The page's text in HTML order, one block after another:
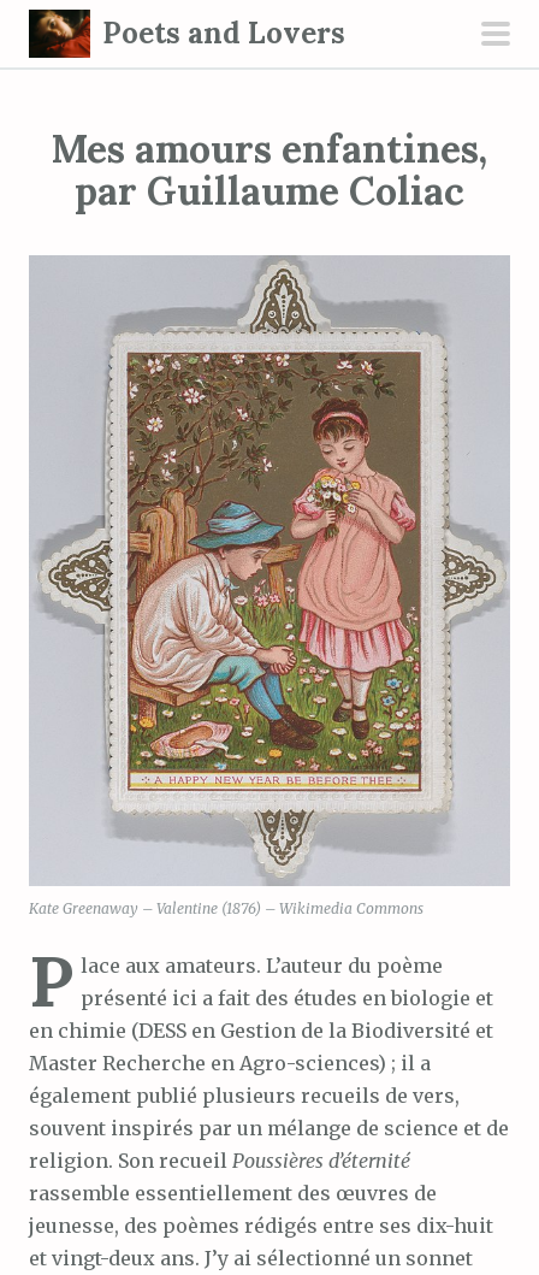
Poets and Lovers
Mes amours enfantines,
par Guillaume Coliac
Kate Greenaway – Valentine (1876) – Wikimedia Commons
P lace aux amateurs. L’auteur du poème
présenté ici a fait des études en biologie et
en chimie (DESS en Gestion de la Biodiversité et
Master Recherche en Agro-sciences) ; il a
également publié plusieurs recueils de vers,
souvent inspirés par un mélange de science et de
religion. Son recueil Poussières d’éternité
rassemble essentiellement des œuvres de
jeunesse, des poèmes rédigés entre ses dix-huit
et vingt-deux ans. J’y ai sélectionné un sonnet